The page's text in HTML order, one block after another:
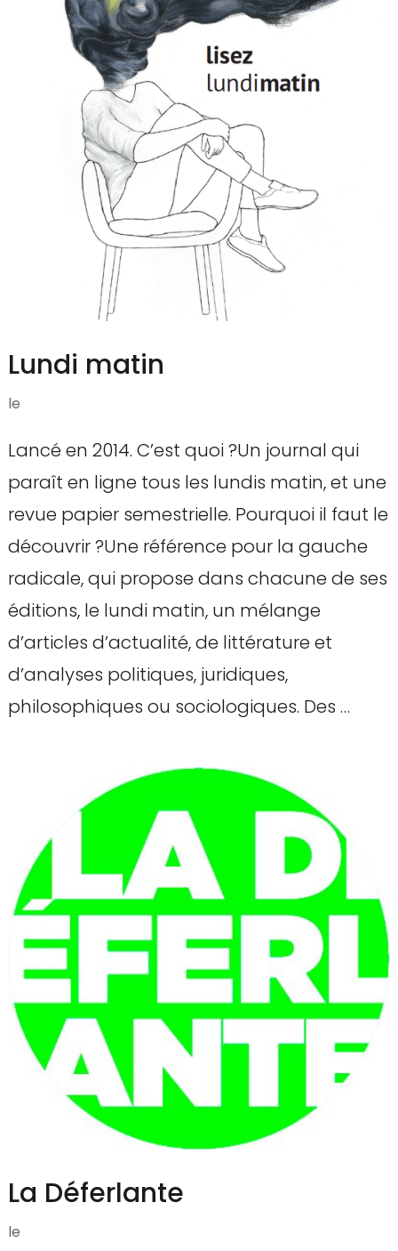
Lundi matin
le
Lancé en 2014. C’est quoi ?Un journal qui
paraît en ligne tous les lundis matin, et une
revue papier semestrielle. Pourquoi il faut le
découvrir ?Une référence pour la gauche
radicale, qui propose dans chacune de ses
éditions, le lundi matin, un mélange
d’articles d’actualité, de littérature et
d’analyses politiques, juridiques,
philosophiques ou sociologiques. Des …
La Déferlante
le